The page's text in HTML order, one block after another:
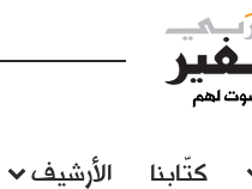
كتّابنا الأرشيف